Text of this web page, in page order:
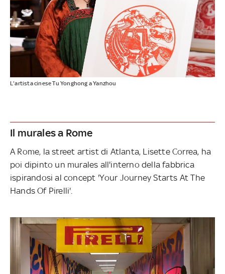
L'artista cinese Tu Yonghong a Yanzhou
Il murales a Rome
A Rome, la street artist di Atlanta, Lisette Correa, ha
poi dipinto un murales all'interno della fabbrica
ispirandosi al concept 'Your Journey Starts At The
Hands Of Pirelli'.